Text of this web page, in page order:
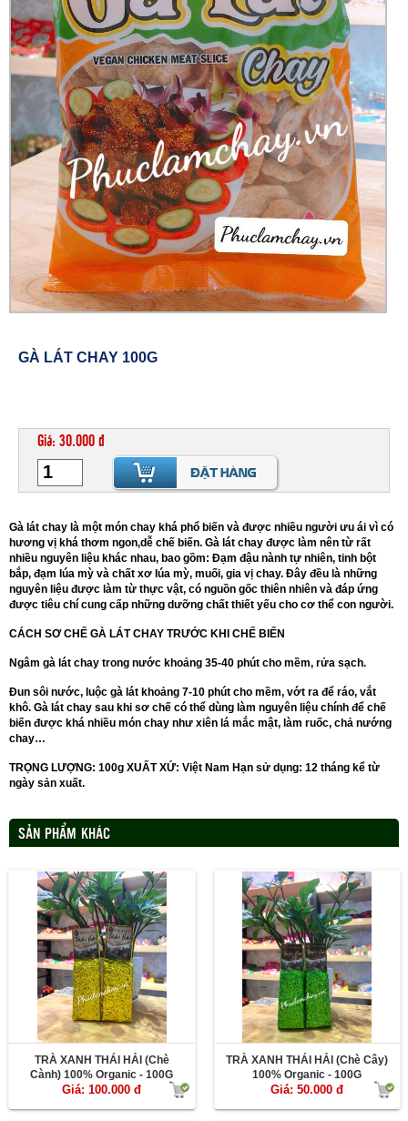
GÀ LÁT CHAY 100G
Giá: 30.000 đ
Gà lát chay là một món chay khá phổ biến và được nhiều người ưu ái vì có
hương vị khá thơm ngon,dễ chế biến. Gà lát chay được làm nên từ rất
nhiều nguyên liệu khác nhau, bao gồm: Đạm đậu nành tự nhiên, tinh bột
bắp, đạm lúa mỳ và chất xơ lúa mỳ, muối, gia vị chay. Đây đều là những
nguyên liệu được làm từ thực vật, có nguồn gốc thiên nhiên và đáp ứng
được tiêu chí cung cấp những dưỡng chất thiết yếu cho cơ thể con người.
CÁCH SƠ CHẾ GÀ LÁT CHAY TRƯỚC KHI CHẾ BIẾN
Ngâm gà lát chay trong nước khoảng 35-40 phút cho mềm, rửa sạch.
Đun sôi nước, luộc gà lát khoảng 7-10 phút cho mềm, vớt ra để ráo, vắt
khô. Gà lát chay sau khi sơ chế có thể dùng làm nguyên liệu chính để chế
biến được khá nhiều món chay như xiên lá mắc mật, làm ruốc, chả nướng
chay…
TRỌNG LƯỢNG: 100g XUẤT XỨ: Việt Nam Hạn sử dụng: 12 tháng kể từ
ngày sản xuất.
SẢN PHẨM KHÁC
TRÀ XANH THÁI HẢI (Chè
Cành) 100% Organic - 100G
Giá: 100.000 đ
TRÀ XANH THÁI HẢI (Chè Cây)
100% Organic - 100G
Giá: 50.000 đ